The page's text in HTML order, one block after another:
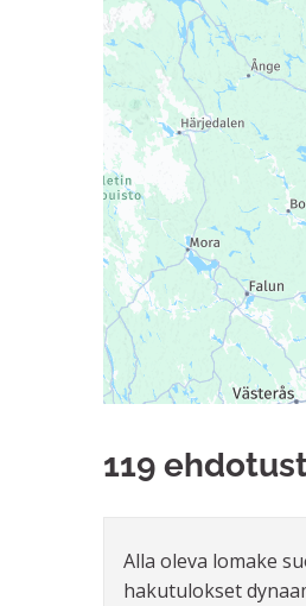
119
Alla oleva lomake
hakutulokset